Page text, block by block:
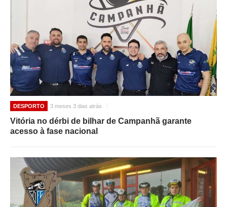
DESPORTO 3 meses 3 dias atrás
Vitória no dérbi de bilhar de Campanhã garante
acesso à fase nacional